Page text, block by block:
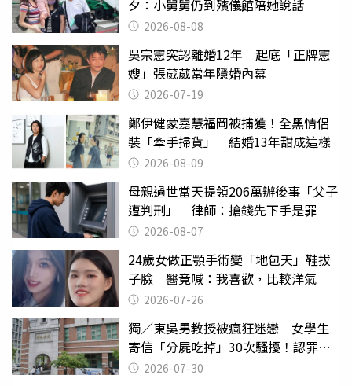
夕：小舅舅仍到殯儀館陪她說話
2026-08-08
吳宗憲突認離婚12年 起底「正牌憲
嫂」張葳葳當年隱婚內幕
2026-07-19
鄭伊健蒙嘉慧福岡被捕獲！全黑情侶
裝「牽手掃貨」 結婚13年甜成這樣
2026-08-09
母親過世當天提領206萬辦後事「父子
遭判刑」 律師：搶錢先下手是罪
2026-08-07
24歲女做正顎手術變「地包天」鞋拔
子臉 醫竟喊：我喜歡，比較洋氣
2026-07-26
獨／東吳男教授被瘋狂迷戀 女學生
寄信「分屍吃掉」30次騷擾！認罪免
關 2026-07-30